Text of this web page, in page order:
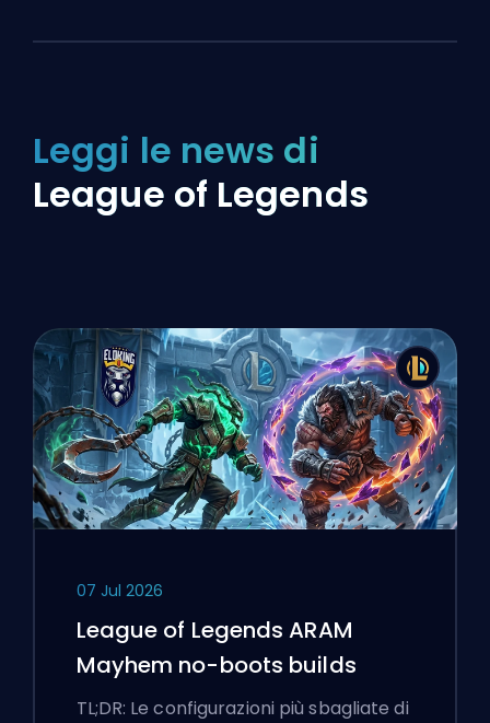
Leggi le news di
League of Legends
07 Jul 2026
League of Legends ARAM
Mayhem no-boots builds
TL;DR: Le configurazioni più sbagliate di